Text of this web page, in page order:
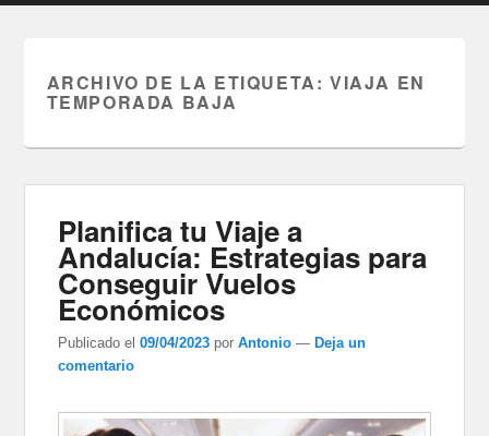
ARCHIVO DE LA ETIQUETA: VIAJA EN
TEMPORADA BAJA
Planifica tu Viaje a
Andalucía: Estrategias para
Conseguir Vuelos
Económicos
Publicado el 09/04/2023 porAntonio — Deja un
comentario